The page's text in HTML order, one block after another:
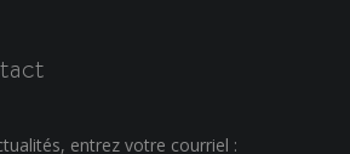
entrez votre courriel :